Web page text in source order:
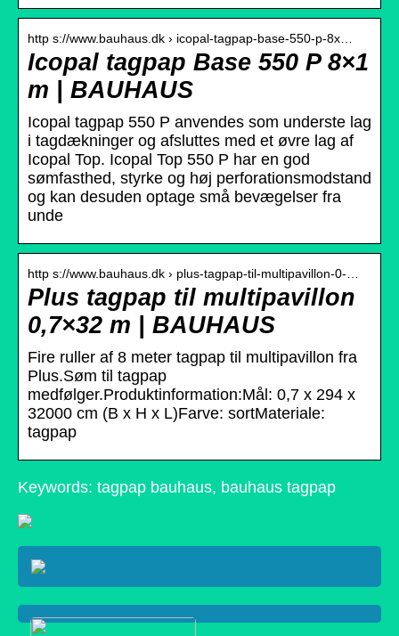
http s://www.bauhaus.dk › icopal-tagpap-base-550-p-8x…
Icopal tagpap Base 550 P 8×1
m | BAUHAUS
Icopal tagpap 550 P anvendes som underste lag
i tagdækninger og afsluttes med et øvre lag af
Icopal Top. Icopal Top 550 P har en god
sømfasthed, styrke og høj perforationsmodstand
og kan desuden optage små bevægelser fra
unde
http s://www.bauhaus.dk › plus-tagpap-til-multipavillon-0-…
Plus tagpap til multipavillon
0,7×32 m | BAUHAUS
Fire ruller af 8 meter tagpap til multipavillon fra
Plus.Søm til tagpap
medfølger.Produktinformation:Mål: 0,7 x 294 x
32000 cm (B x H x L)Farve: sortMateriale:
tagpap
Keywords: tagpap bauhaus, bauhaus tagpap